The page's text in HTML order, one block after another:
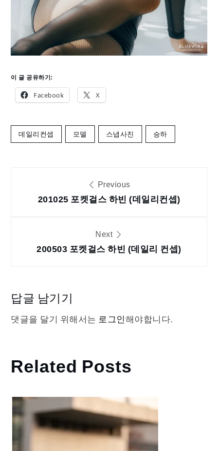
이 글 공유하기:
Facebook X
데일리컨셉 모델 스냅사진 승하
Previous
201025 포켓걸스 하빈 (데일리컨셉)
Next
200503 포켓걸스 하빈 (데일리 컨셉)
답글 남기기
댓글을 달기 위해서는 로그인해야합니다.
Related Posts